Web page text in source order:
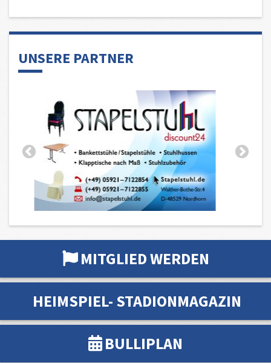
UNSERE PARTNER
MITGLIED WERDEN
HEIMSPIEL- STADIONMAGAZIN
BULLIPLAN